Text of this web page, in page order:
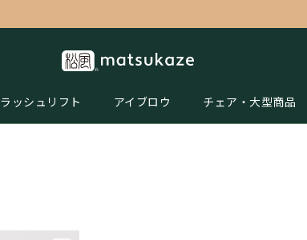
ラッシュリフト アイブロウ チェア・大型商品